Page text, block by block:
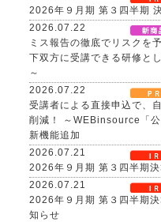
2026年９月期 第３四半期
2026.07.22
ミス報告の徹底でリスクを
下双方に受講できる研修と
～
2026.07.22
受講者による直接申込で、
削減！ ～WEBinsource「
新機能追加
2026.07.21
2026年９月期 第３四半期
2026.07.21
2026年９月期 第３四半期
知らせ